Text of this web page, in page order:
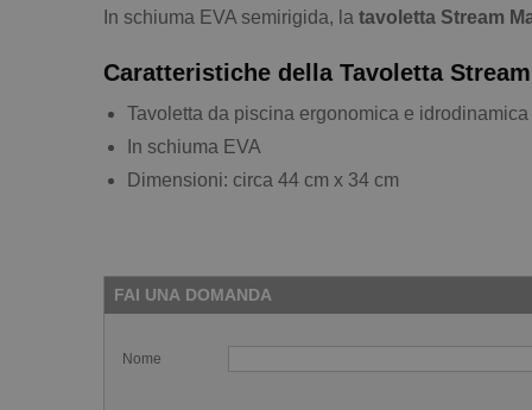
In schiuma EVA semirigida, la tavoletta Stream
Caratteristiche della Tavoletta
Tavoletta da piscina ergonomica e idrodinamica
In schiuma EVA
Dimensioni: circa 44 cm x 34 cm
FAI UNA DOMANDA
Nome